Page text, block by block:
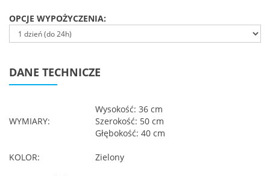
OPCJE WYPOŻYCZENIA:
DANE TECHNICZE
WYMIARY:
Wysokość: 36 cm
Szerokość: 50 cm
Głębokość: 40 cm
KOLOR: Zielony